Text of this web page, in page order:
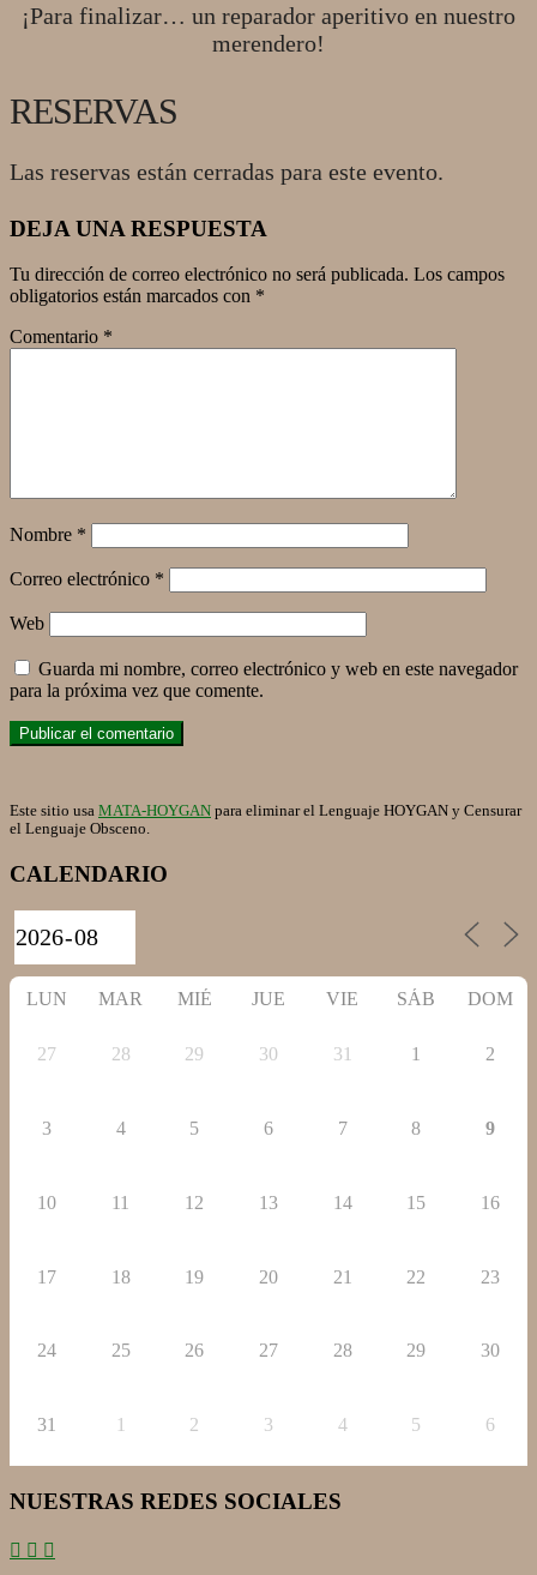
¡Para finalizar… un reparador aperitivo en nuestro
merendero!
RESERVAS
Las reservas están cerradas para este evento.
2018-
17
DEJA UNA RESPUESTA
Tu dirección de correo electrónico no será publicada. Los campos
obligatorios están marcados con *
Comentario *
Nombre *
Correo electrónico *
Web
Guarda mi nombre, correo electrónico y web en este navegador
para la próxima vez que comente.
Este sitio usa MATA-HOYGAN para eliminar el Lenguaje HOYGAN y Censurar
el Lenguaje Obsceno.
CALENDARIO
LUN MAR MIÉ JUE VIE SÁB DOM
27 28 29 30 31 1 2
3 4 5 6 7 8 9
10 11 12 13 14 15 16
17 18 19 20 21 22 23
24 25 26 27 28 29 30
31 1 2 3 4 5 6
NUESTRAS REDES SOCIALES